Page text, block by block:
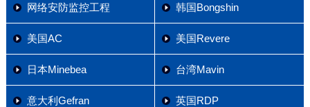
网络安防监控工程 韩国Bongshin
美国AC 美国Revere
日本Minebea 台湾Mavin
意大利Gefran 英国RDP